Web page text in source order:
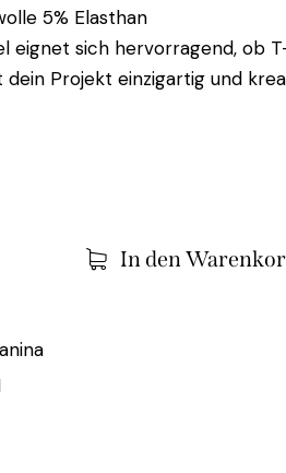
5% Elasthan
eignet sich hervorragend, ob
dein Projekt einzigartig und
In den